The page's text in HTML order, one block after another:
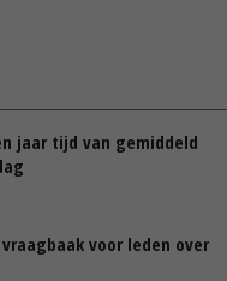
jaar tijd van gemiddeld
voor leden over